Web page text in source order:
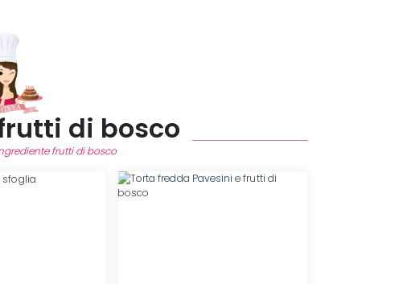
di bosco
frutti di bosco